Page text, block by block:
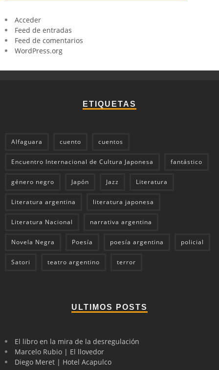
Acceder
Feed de entradas
Feed de comentarios
WordPress.org
ETIQUETAS
Alfaguara cuento cuentos
Encuentro Internacional de Cultura Japonesa fantástico
género negro Japón Jazz Literatura
Literatura argentina literatura japonesa
Literatura Nacional narrativa argentina
Novela Negra Poesía poesía argentina policial
Satori teatro argentino terror
ULTIMOS POSTS
El libro en la mira de la desregulación
Marcelo Rubio | El llovedor
Diego Meret | Hotel Acapulco